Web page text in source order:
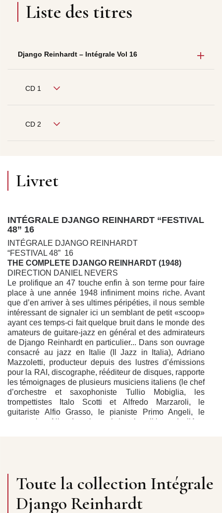
Liste des titres
Django Reinhardt – Intégrale Vol 16
CD 1
CD 2
Livret
INTÉGRALE DJANGO REINHARDT “FESTIVAL
48” 16
INTÉGRALE DJANGO REINHARDT
“FESTIVAL 48” 16
THE COMPLETE DJANGO REINHARDT (1948)
DIRECTION DANIEL NEVERS
Le prolifique an 47 touche enfin à son terme pour faire
place à une année 1948 infiniment moins riche. Avant
que d’en arriver à ses ultimes péripéties, il nous semble
intéressant de signaler ici un semblant de petit «scoop»
ayant ces temps-ci fait quelque bruit dans le monde des
amateurs de guitare-jazz en général et des admirateurs
de Django Reinhardt en particulier... Dans son ouvrage
consacré au jazz en Italie (Il Jazz in Italia), Adriano
Mazzoletti, producteur depuis des lustres d’émissions
pour la RAI, discographe, rééditeur de disques, rapporte
les témoignages de plusieurs musiciens italiens (le chef
d’orchestre et saxophoniste Tullio Mobiglia, les
trompettistes Italo Scotti et Alfredo Marzaroli, le
guitariste Alfio Grasso, le pianiste Primo Angeli, le
disques chez Deutsche Grammophon AG, sont
unanimes pour déclarer que pendant quelque temps (en
1942 ou 43) Django joua au «Femina Bar», «qui se
trouvait dans la même rue que le «Patria» et le
Toute la collection Intégrale
Django Reinhardt